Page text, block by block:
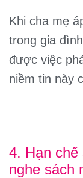
Khi cha mẹ
trong gia
được việc
niềm tin này
4. Hạn chế
nghe sách